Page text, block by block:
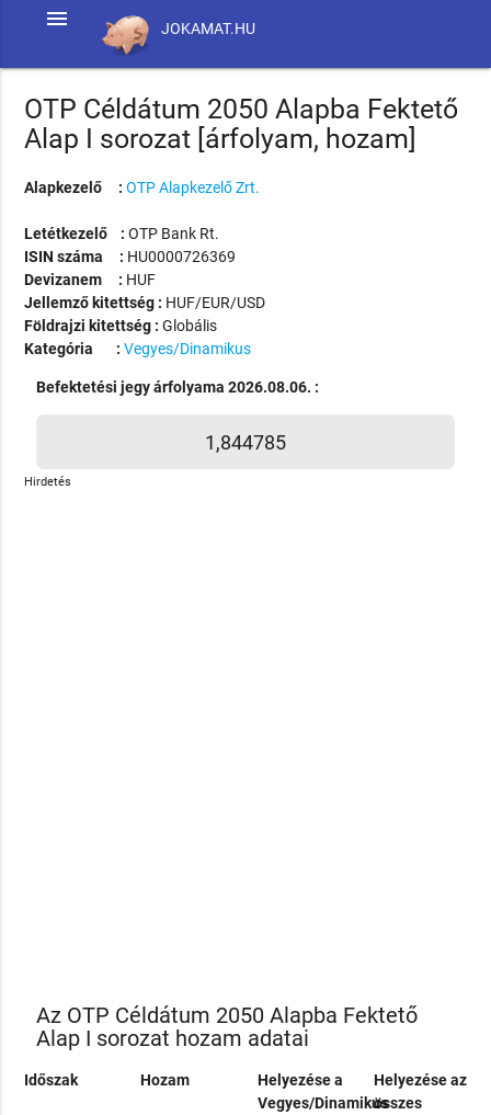
JOKAMAT.HU
menu
OTP Céldátum 2050 Alapba Fektető
Alap I sorozat [árfolyam, hozam]
Alapkezelő : OTP Alapkezelő Zrt.
Letétkezelő : OTP Bank Rt.
ISIN száma : HU0000726369
Devizanem : HUF
Jellemző kitettség : HUF/EUR/USD
Földrajzi kitettség :Globális
Kategória : Vegyes/Dinamikus
Befektetési jegy árfolyama 2026.08.06. :
1,844785
Hirdetés
Az OTP Céldátum 2050 Alapba Fektető
Alap I sorozat hozam adatai
Időszak Hozam
Helyezése a
Vegyes/Dinamikus
Helyezése az
összes